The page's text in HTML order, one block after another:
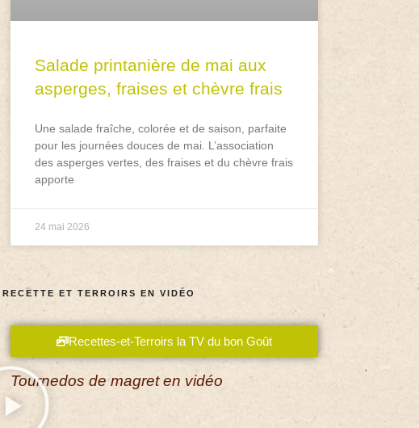
Salade printanière de mai aux
asperges, fraises et chèvre frais
Une salade fraîche, colorée et de saison, parfaite
pour les journées douces de mai. L’association
des asperges vertes, des fraises et du chèvre frais
apporte
24 mai 2026
RECETTE ET TERROIRS EN VIDÉO
Recettes-et-Terroirs la TV du bon Goût
Tournedos de magret en vidéo